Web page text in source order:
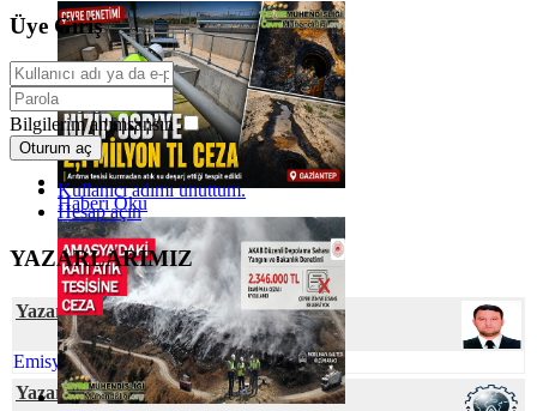
Haberi Oku
Üye Giriş
Bilgilerim anımsansın
Oturum aç
Kullanıcı adımı unuttum.
Hesap açın
YAZARLARIMIZ
Yazar Ferhat ELÇİ
Emisyon Nedir? Emisyon Ölçümü Nedir?
Yazar SustainabiliThink Club